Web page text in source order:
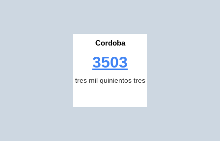
Cordoba
3503
tres mil quinientos tres